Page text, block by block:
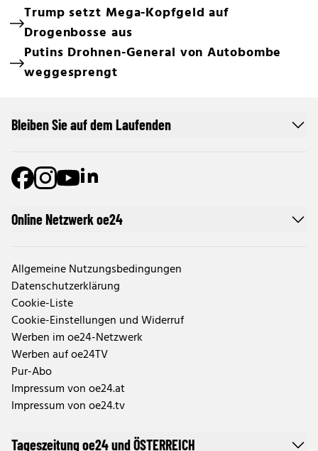
Trump setzt Mega-Kopfgeld auf
Drogenbosse aus
Putins Drohnen-General von Autobombe
weggesprengt
Online Netzwerk oe24
Allgemeine Nutzungsbedingungen
Datenschutzerklärung
Cookie-Liste
Cookie-Einstellungen und Widerruf
Werben im oe24-Netzwerk
Werben auf oe24TV
Pur-Abo
Impressum von oe24.at
Impressum von oe24.tv
Tageszeitung oe24 und ÖSTERREICH
Bleiben Sie auf dem Laufenden